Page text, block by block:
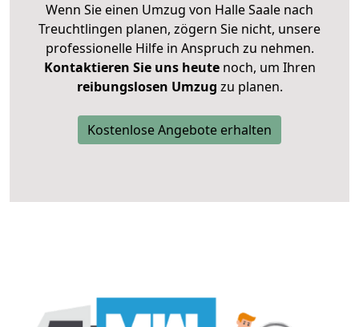
Wenn Sie einen Umzug von Halle Saale nach
Treuchtlingen planen, zögern Sie nicht, unsere
professionelle Hilfe in Anspruch zu nehmen.
Kontaktieren Sie uns heutenoch, um Ihren
reibungslosen Umzug zu planen.
Kostenlose Angebote erhalten